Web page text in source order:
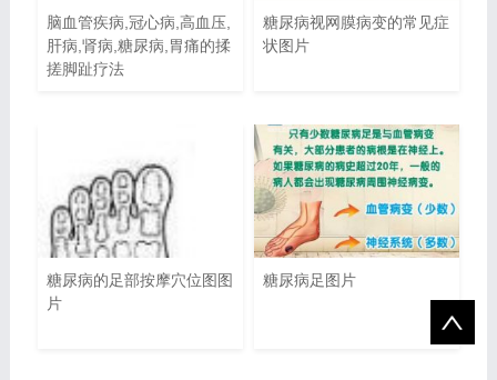
脑血管疾病,冠心病,高血压,
肝病,肾病,糖尿病,胃痛的揉
搓脚趾疗法
糖尿病视网膜病变的常见症
状图片
糖尿病的足部按摩穴位图图
片
糖尿病足图片